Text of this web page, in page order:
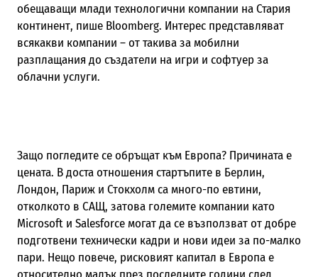
обещаващи млади технологични компании на Стария
континент, пише Bloomberg. Интерес представляват
всякакви компании – от такива за мобилни
разплащания до създатели на игри и софтуер за
облачни услуги.
Защо погледите се обръщат към Европа? Причината е
цената. В доста отношения стартъпите в Берлин,
Лондон, Париж и Стокхолм са много-по евтини,
отколкото в САЩ, затова големите компании като
Microsoft и Salesforce могат да се възползват от добре
подготвени технически кадри и нови идеи за по-малко
пари. Нещо повече, рисковият капитал в Европа е